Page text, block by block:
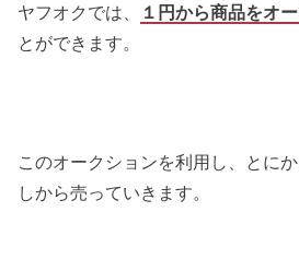
ヤフオクでは、 １円から商品をオ
とができます。
このオークションを利用し、とに
しから売っていきます。